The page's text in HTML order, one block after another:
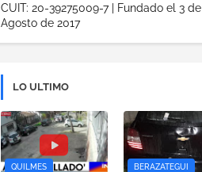
CUIT: 20-39275009-7 | Fundado el 3 de
Agosto de 2017
LO ULTIMO
QUILMES BERAZATEGUI